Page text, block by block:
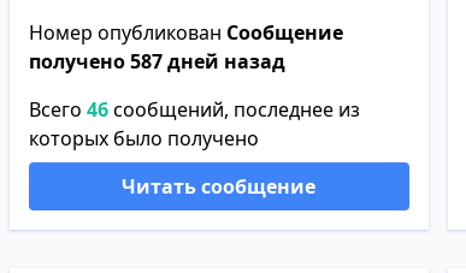
Номер опубликован Сообщение
получено 587 дней назад
Всего46сообщений, последнее из
которых было получено
Читать сообщение